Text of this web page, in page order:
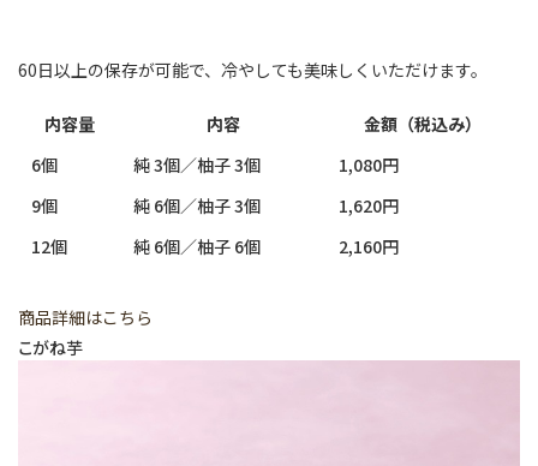
60日以上の保存が可能で、冷やしても美味しくいただけます。
内容量 内容
金額（税込み）
6個
純 3個／柚子 3個
1,080円
9個
純 6個／柚子 3個
1,620円
12個
純 6個／柚子 6個 2,160円
商品詳細はこちら
こがね芋